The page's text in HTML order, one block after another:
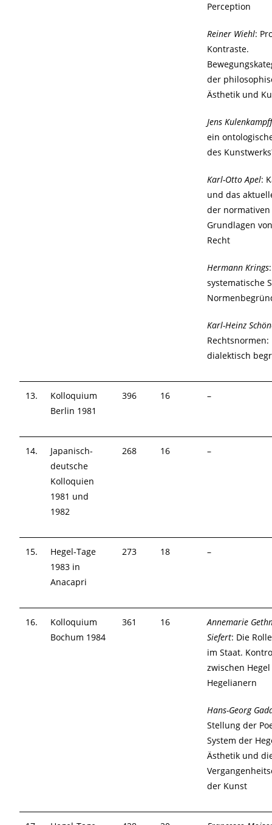
Perception
Reiner Wiehl:
Kontraste.
der
Ästhetik und
Jens
ein
des
Karl-Otto Apel:
und das
der normativen
Grundlagen
Recht
Hermann Krings
systematische
Karl-Heinz
dialektisch
13.
Kolloquium
Berlin 1981
396 16 –
14.
Japanisch-
deutsche
Kolloquien
1981 und
1982
268 16 –
15.
Hegel-Tage
1983 in
Anacapri
273 18 –
16.
Kolloquium
Bochum 1984
361 16
Annemarie
Siefert: Die
im Staat.
zwischen
Hegelianern
Hans-Georg
Stellung der
System der
Ästhetik und
der Kunst